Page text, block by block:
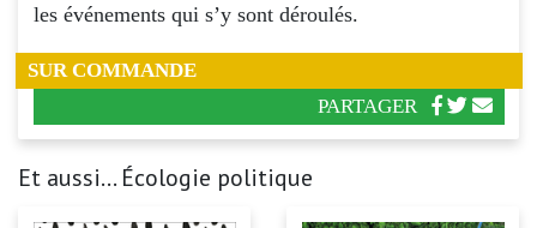
les événements qui s’y sont déroulés.
SUR COMMANDE
PARTAGER
Et aussi... Écologie politique